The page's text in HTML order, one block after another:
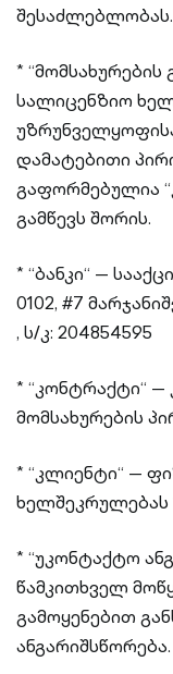
შესაძლებლობას.
* “მომსახურების
სალიცენზიო
დამატებითი
გაფორმებულია
გამწევს შორის.
* “ბანკი“ —
0102, #7
, ს/კ: 204854595
* “კონტრაქტი“
მომსახურების
* “კლიენტი“ —
ხელშეკრულებას
* “უკონტაქტო
წამკითხველ
გამოყენებით
ანგარიშსწორება.